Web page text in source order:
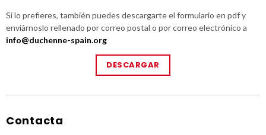
Si lo prefieres, también puedes descargarte el formulario en pdf y
enviárnoslo rellenado por correo postal o por correo electrónico a
info@duchenne-spain.org
DESCARGAR
Contacta